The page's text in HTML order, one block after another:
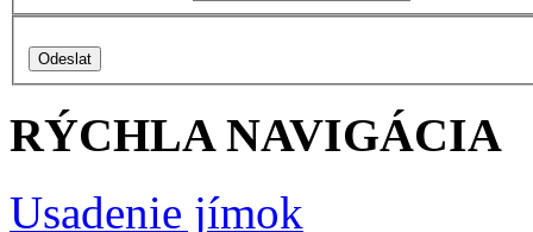
RÝCHLA NAVIGÁCIA
Usadenie jímok